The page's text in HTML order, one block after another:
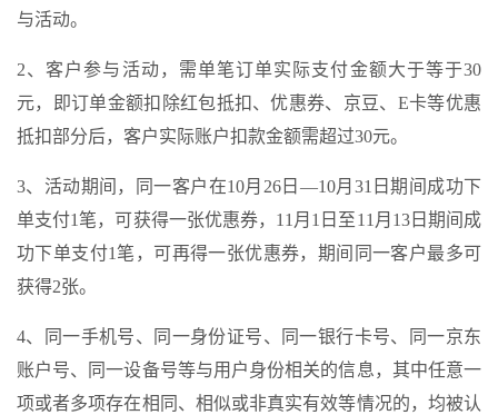
与活动。
2、客户参与活动，需单笔订单实际支付金额大于等于30
元，即订单金额扣除红包抵扣、优惠券、京豆、E卡等优惠
抵扣部分后，客户实际账户扣款金额需超过30元。
3、活动期间，同一客户在10月26日—10月31日期间成功下
单支付1笔，可获得一张优惠券，11月1日至11月13日期间成
功下单支付1笔，可再得一张优惠券，期间同一客户最多可
获得2张。
4、同一手机号、同一身份证号、同一银行卡号、同一京东
账户号、同一设备号等与用户身份相关的信息，其中任意一
项或者多项存在相同、相似或非真实有效等情况的，均被认